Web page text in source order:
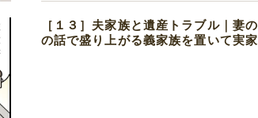
［１３］夫家族と遺産トラブル｜妻
の話で盛り上がる義家族を置いて実